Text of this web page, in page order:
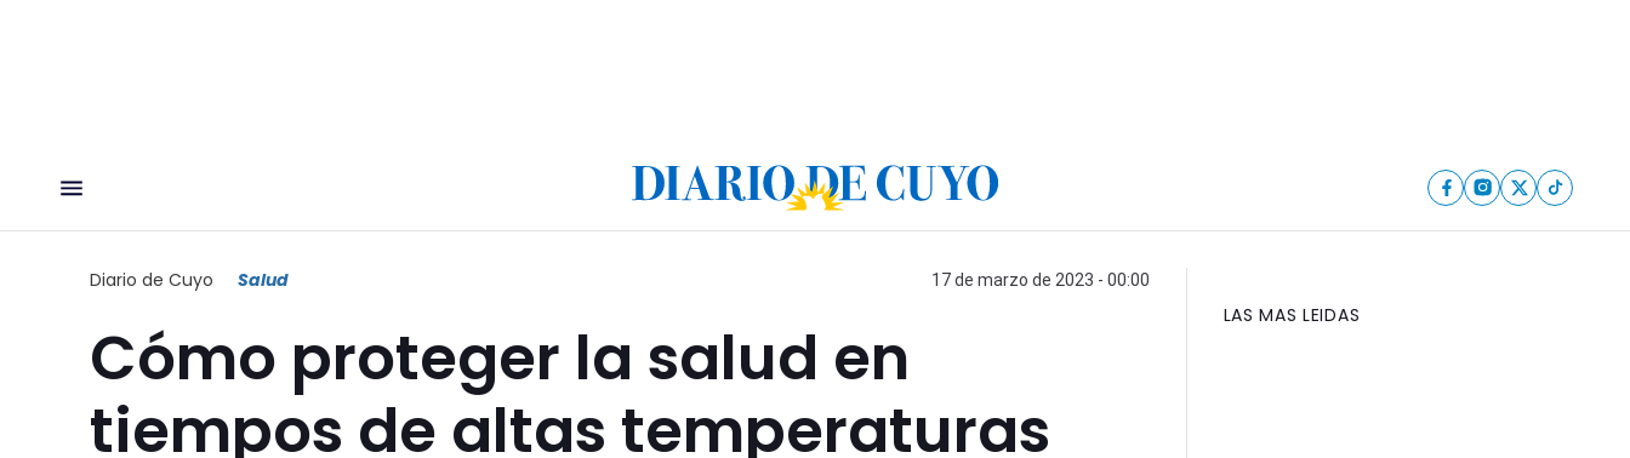
Diario de Cuyo Salud 17 de marzo de 2023 - 00:00
Cómo proteger la salud en
tiempos de altas temperaturas
LAS MAS LEIDAS